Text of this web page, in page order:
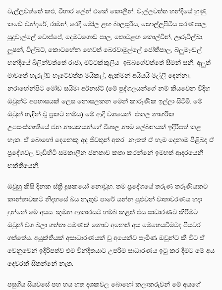
වැල්ලවත්තේ කළු, විහාර ලේන් එකේ කොලින්, වැල්ලවත්ත හන්දියේ හුණු
කඩේ චන්දරේ, රාමන්, රෙදි මෝල ළඟ බාලසූරිය, කොල්ලුපිටිය සරණපාල,
සුදුවැල්ලේ චොප්පේ, දෙමටගොඩ පාල, තොටළඟ කොල්වින්, ඌරුවිල්බා,
ලූෂන්, විල්බට්, කොටහේන හෙවත් බෙරවාමුල්ලේ ජෝතිපාල, බ්ලුමැංඩල්
හන්දියේ බිලින්වත්තේ රාජා, මට්ටක්කුලිය ඉබ්බගේවත්තේ සීමන් සනී, අලුත්
මාවතේ හැරල්ඩ් හැටේවත්ත මයිකල්, ඇක්මන් අයියයි මල්ලී දෙන්නා,
නරාහේන්පිට මෝඩ සයිමා අර්නස්ට් (මේ පුද්ගලයන්ගේ නම් කියවෙන විදිහ
ඔවුන්ට අපහාසයක් ලෙස නොසලකන මෙන් කාරුණික ඉල්ලා සිටිමි. මේ
ඔවුන් හැඳින් වූ ප්‍රකට නම්ය) මේ ආදි වශයෙන් එකල නාගරික
උපසංස්කෘතියේ ජන නායකයන්ගේ විශාල නාම ලේඛනයක් ඉදිරිපත් කළ
හැක. ඒ බොහෝ දෙනෙකු අද ජීවතුන් අතර නැතත් ඒ හැම දෙනාම පිළිබඳ ඒ
ප්‍රදේශවල වැඩිහිටි සමකාලීන ජනතාව කතා කරන්නේ ඉමහත් ආදරයෙනි
භක්තියෙනි.
ඔවුහු කිසි දිනක ස්ත්‍රී දූෂකයෝ නොවූහ. තම ප්‍රදේශයේ තරුණ තරුණියකට
කාන්තාවකට නිදහසේ බය නැතුව පාරේ යන්න පුළුවන් වාතාවරණය හදා
දුන්නේ මේ අයය. කුමන ආකාරයට හම්බ කළත් එය සාධාරණව කිරීමට
ඔවුන් වග බලා ගත්තා පමණක් නොව අනෙත් අය මෙහෙයවීමටද පියවර
ගත්තේය. අයුක්තියක් අසාධාරණයක් වූ අයෙක්ව පැමිණ ඔවුන්ට කී විට ඒ
වෙනුවෙන් ඉදිරිපත්ව එම වින්දිතයාට උපරිම සාධාරණය ඉටු කර දීමට මේ අය
දෙවරක් සිතන්නේ නැත.
පසුගිය සියවසේ පහ හය හත දශකවල බොහෝ කලාකරුවන් මේ අයගේ